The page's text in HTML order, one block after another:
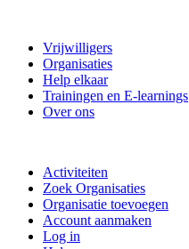
Vrijwilligers
Organisaties
Help elkaar
Trainingen en E-learnings
Over ons
Activiteiten
Zoek Organisaties
Organisatie toevoegen
Account aanmaken
Log in